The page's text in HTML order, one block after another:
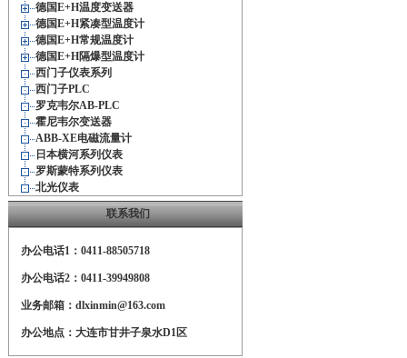
德国E+H温度变送器
德国E+H紧凑型温度计
德国E+H常规温度计
德国E+H隔爆型温度计
西门子仪表系列
西门子PLC
罗克韦尔AB-PLC
霍尼韦尔变送器
ABB-XE电磁流量计
日本横河系列仪表
罗斯蒙特系列仪表
北光仪表
联系我们
办公电话1：0411-88505718
办公电话2：0411-39949808
业务邮箱：dlxinmin@163.com
办公地点：大连市甘井子泉水D1区